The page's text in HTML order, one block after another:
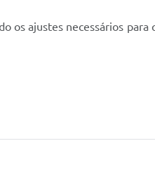
os ajustes necessários